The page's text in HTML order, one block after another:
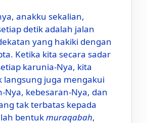
anakku sekalian,
detik adalah jalan
yang hakiki dengan
Ketika kita secara sadar
karunia-Nya, kita
langsung juga mengakui
Nya, kebesaran-Nya, dan
tak terbatas kepada
bentukmuraqabah,